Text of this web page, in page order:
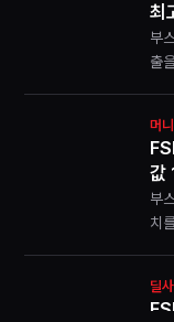
최
부
출
머
값
부
치
딜